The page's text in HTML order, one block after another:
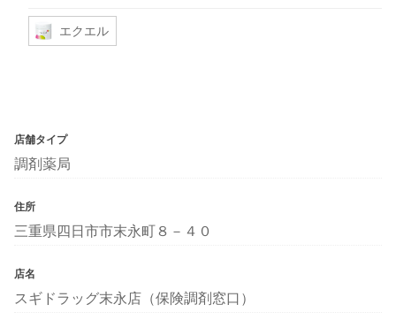
エクエル
店舗タイプ
調剤薬局
住所
三重県四日市市末永町８－４０
店名
スギドラッグ末永店（保険調剤窓口）